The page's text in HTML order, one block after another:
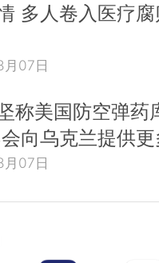
多人卷入医疗
07日
称美国防空弹药
向乌克兰提供更
07日